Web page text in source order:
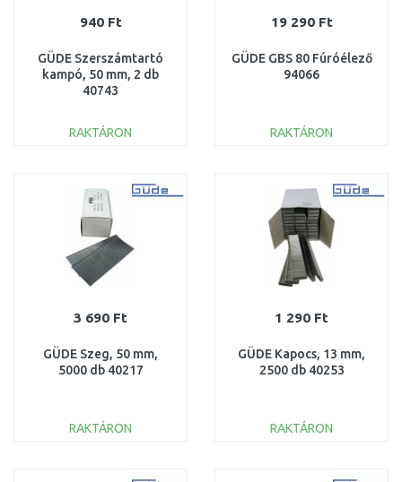
940 Ft
GÜDE Szerszámtartó
kampó, 50 mm, 2 db
40743
RAKTÁRON
Összehasonlítás
19 290 Ft
GÜDE GBS 80 Fúróélező
94066
RAKTÁRON
Összehasonlítás
3 690 Ft
GÜDE Szeg, 50 mm,
5000 db 40217
RAKTÁRON
1 290 Ft
GÜDE Kapocs, 13 mm,
2500 db 40253
RAKTÁRON